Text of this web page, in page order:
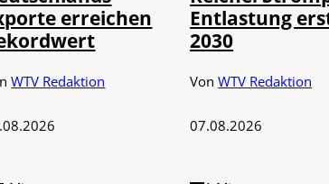
erreichen
WTV Redaktion
Entlastung
2030
VonWTV Redaktion
07.08.2026